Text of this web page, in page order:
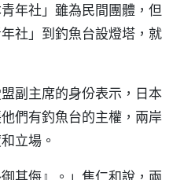
年社」雖為民間團體，但
社」到釣魚台設燈塔，就
副主席的身份表示，日本
們有釣魚台的主權，兩岸
立場。